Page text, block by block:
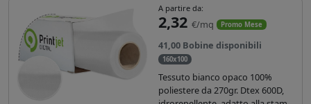
A partire da:
2,32 €/mq Promo Mese
41,00 Bobine disponibili
160x100
Tessuto bianco opaco 100%
poliestere da 270gr. Dtex 600D,